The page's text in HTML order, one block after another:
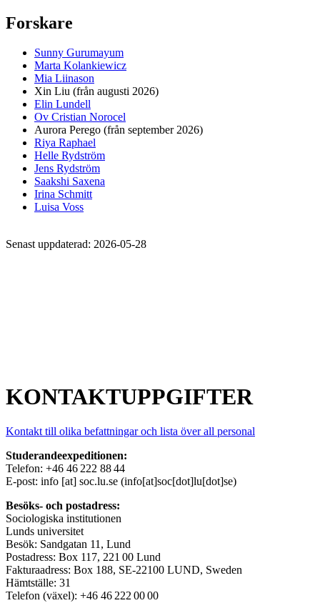
Forskare
Sunny Gurumayum
Marta Kolankiewicz
Mia Liinason
Xin Liu (från augusti 2026)
Elin Lundell
Ov Cristian Norocel
Aurora Perego (från september 2026)
Riya Raphael
Helle Rydström
Jens Rydström
Saakshi Saxena
Irina Schmitt
Luisa Voss
Senast uppdaterad: 2026-05-28
KONTAKTUPPGIFTER
Kontakt till olika befattningar och lista över all personal
Studerandeexpeditionen:
Telefon: +46 46 222 88 44
E-post: info [at] soc.lu.se (info[at]soc[dot]lu[dot]se)
Besöks- och postadress:
Sociologiska institutionen
Lunds universitet
Besök: Sandgatan 11, Lund
Postadress: Box 117, 221 00 Lund
Fakturaadress: Box 188, SE-22100 LUND, Sweden
Hämtställe: 31
Telefon (växel): +46 46 222 00 00